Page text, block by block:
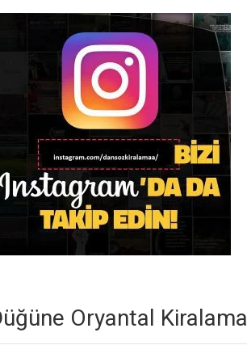
Oryantal Kiralama